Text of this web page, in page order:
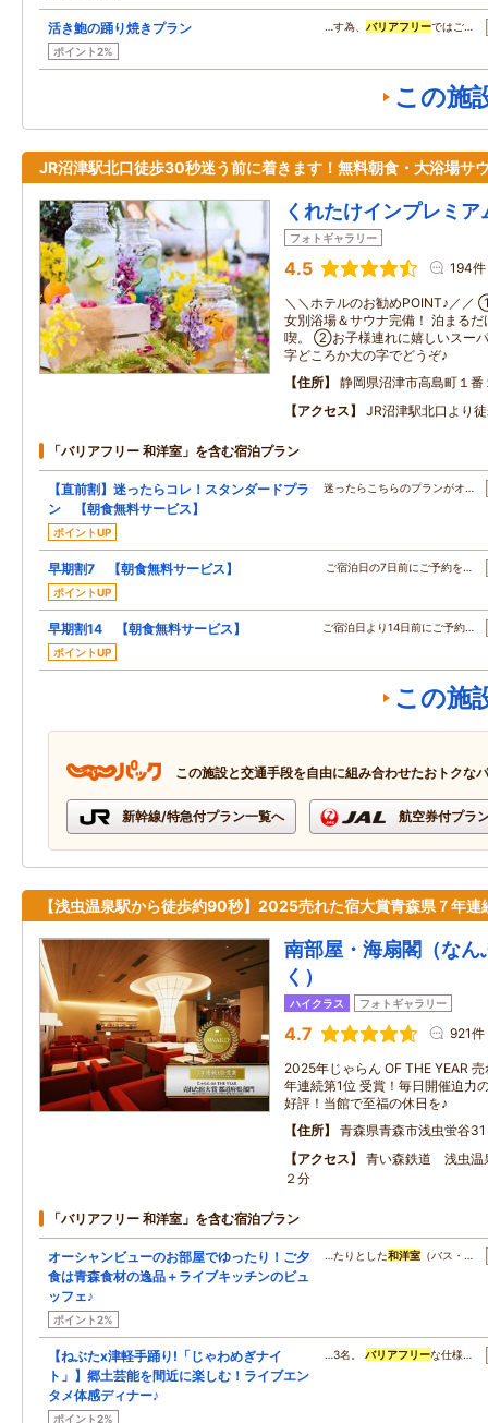
活き鮑の踊り焼きプラン
ポイント2%
…す為、 バリアフリーではご…
この施
JR沼津駅北口徒歩30秒迷う前に着きます！無料朝食・大浴場サ
くれたけインプレミ
フォトギャラリー
4.5 194件
＼＼ホテルのお勧めPOINT♪／／
女別浴場＆サウナ完備！ 泊まる
喫。 ②お子様連れに嬉しいスー
字どころか大の字でどうぞ♪
住所
静岡県沼津市高島町１番
アクセス
JR沼津駅北口より
「バリアフリー 和洋室」を含む宿泊プラン
【直前割】迷ったらコレ！スタンダードプラ
ン 【朝食無料サービス】
ポイントUP
迷ったらこちらのプランがオ…
早期割7 【朝食無料サービス】
ポイントUP
ご宿泊日の7日前にご予約を…
早期割14 【朝食無料サービス】
ポイントUP
ご宿泊日より14日前にご予約…
この施
この施設と交通手段を自由に組み合わせたおトクな
新幹線/特急付プラン一覧へ 航空券付プラ
【浅虫温泉駅から徒歩約90秒】2025売れた宿大賞青森県７年連
南部屋・海扇閣（なん
く）
ハイクラス フォトギャラリー
4.7 921件
2025年じゃらん OF THE YEAR
年連続第1位 受賞！毎日開催迫力
好評！当館で至福の休日を♪
住所
青森県青森市浅虫蛍谷31
アクセス
青い森鉄道 浅虫
２分
「バリアフリー 和洋室」を含む宿泊プラン
オーシャンビューのお部屋でゆったり！ご夕
食は青森食材の逸品＋ライブキッチンのビュ
ッフェ♪
ポイント2%
…たりとした和洋室 （バス・…
【ねぶたx津軽手踊り!「じゃわめぎナイ
ト」】郷土芸能を間近に楽しむ！ライブエン
タメ体感ディナー♪
ポイント2%
…3名。バリアフリーな仕様…